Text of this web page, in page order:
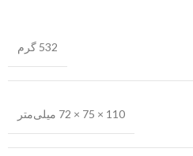
532 گرم
110 × 75 × 72 میلی‌متر